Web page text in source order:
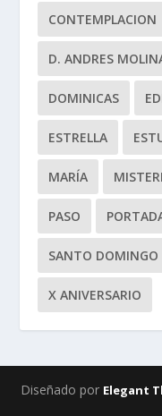
CONTEMPLACION
D. ANDRES
DOMINICAS
ESTRELLA
MARÍA
PASO
SANTO DOMINGO
X ANIVERSARIO
Diseñado por Elegant